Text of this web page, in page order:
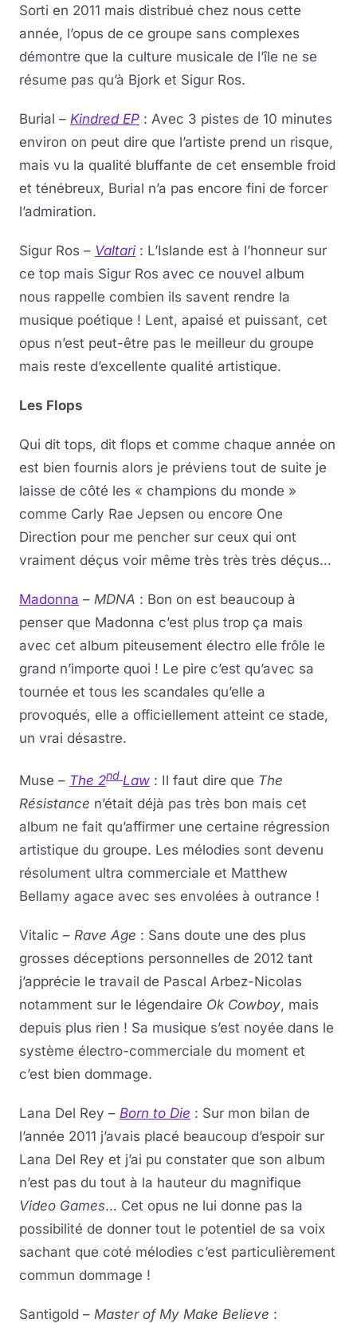
Sorti en 2011 mais distribué chez nous cette
année, l’opus de ce groupe sans complexes
démontre que la culture musicale de l’île ne se
résume pas qu’à Bjork et Sigur Ros.
Burial – Kindred EP : Avec 3 pistes de 10 minutes
environ on peut dire que l’artiste prend un risque,
mais vu la qualité bluffante de cet ensemble froid
et ténébreux, Burial n’a pas encore fini de forcer
l’admiration.
Sigur Ros – Valtari : L’Islande est à l’honneur sur
ce top mais Sigur Ros avec ce nouvel album
nous rappelle combien ils savent rendre la
musique poétique ! Lent, apaisé et puissant, cet
opus n’est peut-être pas le meilleur du groupe
mais reste d’excellente qualité artistique.
Les Flops
Qui dit tops, dit flops et comme chaque année on
est bien fournis alors je préviens tout de suite je
laisse de côté les « champions du monde »
comme Carly Rae Jepsen ou encore One
Direction pour me pencher sur ceux qui ont
vraiment déçus voir même très très très déçus…
Madonna – MDNA : Bon on est beaucoup à
penser que Madonna c’est plus trop ça mais
avec cet album piteusement électro elle frôle le
grand n’importe quoi ! Le pire c’est qu’avec sa
tournée et tous les scandales qu’elle a
provoqués, elle a officiellement atteint ce stade,
un vrai désastre.
Muse – The 2nd Law : Il faut dire que The
Résistance n’était déjà pas très bon mais cet
album ne fait qu’affirmer une certaine régression
artistique du groupe. Les mélodies sont devenu
résolument ultra commerciale et Matthew
Bellamy agace avec ses envolées à outrance !
Vitalic – Rave Age : Sans doute une des plus
grosses déceptions personnelles de 2012 tant
j’apprécie le travail de Pascal Arbez-Nicolas
notamment sur le légendaire Ok Cowboy, mais
depuis plus rien ! Sa musique s’est noyée dans le
système électro-commerciale du moment et
c’est bien dommage.
Lana Del Rey – Born to Die : Sur mon bilan de
l’année 2011 j’avais placé beaucoup d’espoir sur
Lana Del Rey et j’ai pu constater que son album
n’est pas du tout à la hauteur du magnifique
Video Games… Cet opus ne lui donne pas la
possibilité de donner tout le potentiel de sa voix
sachant que coté mélodies c’est particulièrement
commun dommage !
Santigold – Master of My Make Believe :